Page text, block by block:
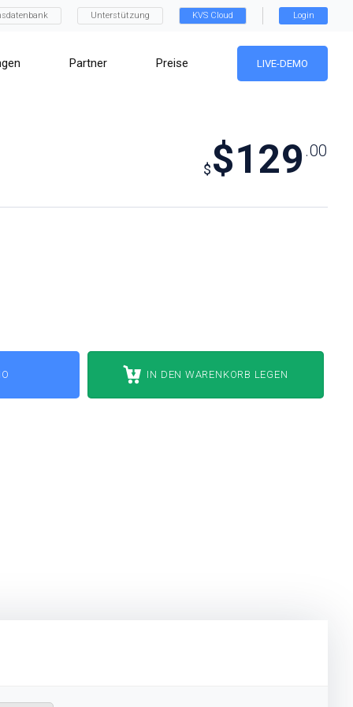
Unterstützung KVS Cloud Login
Partner Preise LIVE-DEMO
$$129 .00
IN DEN WARENKORB LEGEN